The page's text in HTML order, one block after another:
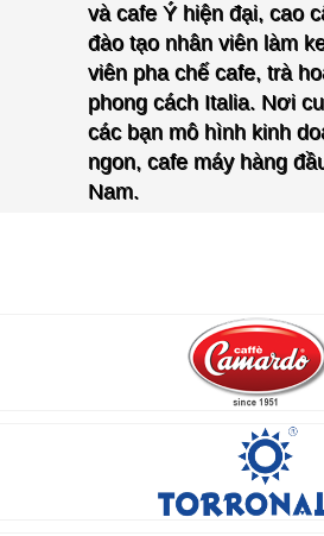
và cafe Ý hiện đại, cao
đào tạo nhân viên làm
viên pha chế cafe, trà
phong cách Italia. Nơi
các bạn mô hình kinh
ngon, cafe máy hàng
Nam.